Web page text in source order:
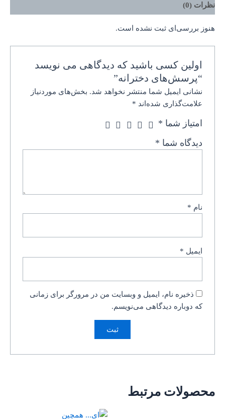
نظرات (0)
هنوز بررسی‌ای ثبت نشده است.
اولین کسی باشید که دیدگاهی می نویسد
“پرسش‌های دخترانه”
نشانی ایمیل شما منتشر نخواهد شد. بخش‌های موردنیاز
علامت‌گذاری شده‌اند *
امتیاز شما *
دیدگاه شما *
نام *
ایمیل *
ذخیره نام، ایمیل و وبسایت من در مرورگر برای زمانی
که دوباره دیدگاهی می‌نویسم.
محصولات مرتبط